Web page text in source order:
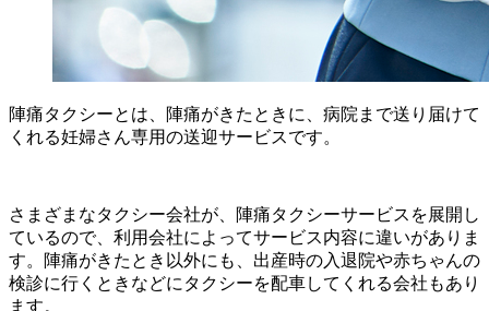
陣痛タクシーとは、陣痛がきたときに、病院まで送り届けて
くれる妊婦さん専用の送迎サービスです。
さまざまなタクシー会社が、陣痛タクシーサービスを展開し
ているので、利用会社によってサービス内容に違いがありま
す。陣痛がきたとき以外にも、出産時の入退院や赤ちゃんの
検診に行くときなどにタクシーを配車してくれる会社もあり
ます。